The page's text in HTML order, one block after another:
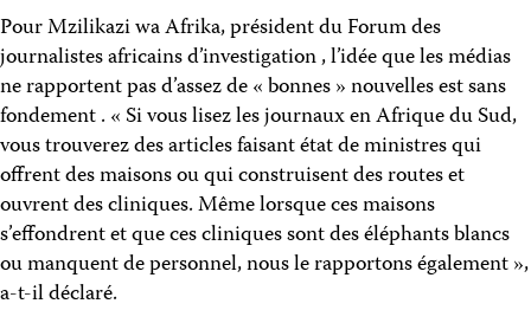
Pour Mzilikazi wa Afrika, président du Forum des
journalistes africains d’investigation , l’idée que les médias
ne rapportent pas d’assez de « bonnes » nouvelles est sans
fondement . « Si vous lisez les journaux en Afrique du Sud,
vous trouverez des articles faisant état de ministres qui
offrent des maisons ou qui construisent des routes et
ouvrent des cliniques. Même lorsque ces maisons
s’effondrent et que ces cliniques sont des éléphants blancs
ou manquent de personnel, nous le rapportons également »,
a-t-il déclaré.